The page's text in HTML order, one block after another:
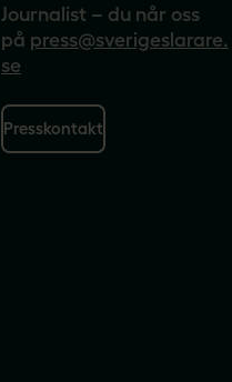
Journalist – du når oss
på press@sverigeslarare.
se
Presskontakt